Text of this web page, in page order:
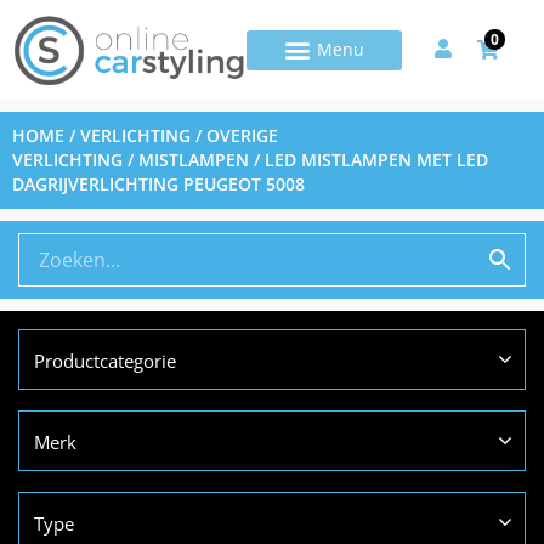
0
HOME /VERLICHTING /OVERIGE
VERLICHTING / MISTLAMPEN / LED MISTLAMPEN MET LED
DAGRIJVERLICHTING PEUGEOT 5008
Productcategorie
Merk
Type